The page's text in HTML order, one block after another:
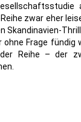
zwar eher
Skandinavien-
Frage
Reihe – der